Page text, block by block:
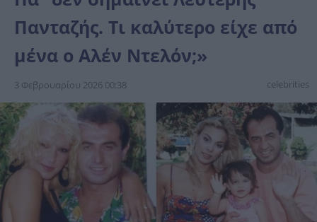
Πανταζής. Τι καλύτερο είχε από
μένα ο Αλέν Ντελόν;»
3 Φεβρουαρίου 2026 00:38 celebrities